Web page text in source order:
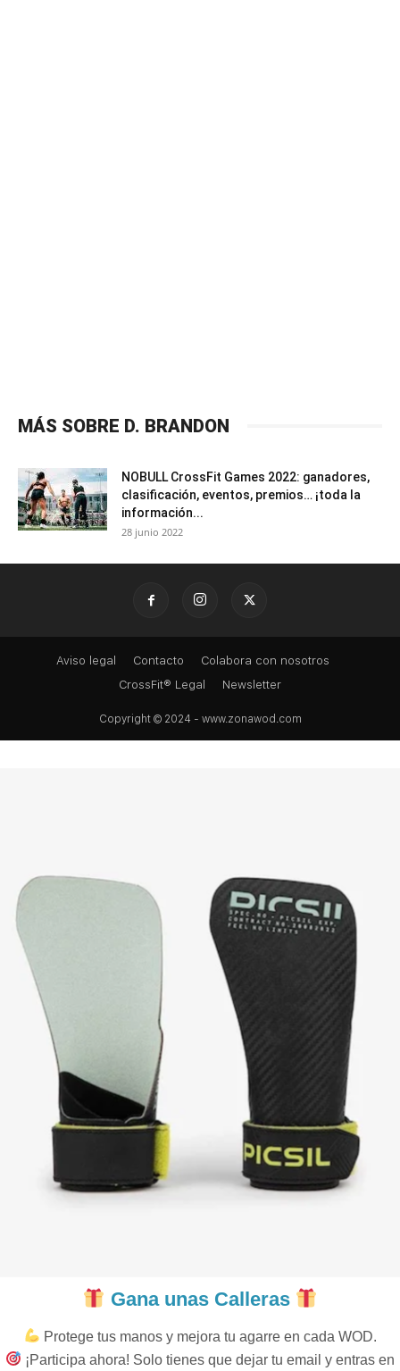
MÁS SOBRE D. BRANDON
NOBULL CrossFit Games 2022: ganadores,
clasificación, eventos, premios… ¡toda la
información...
28 junio 2022
Aviso legal Contacto
Colabora con nosotros
CrossFit® Legal
Newsletter
Copyright © 2024 - www.zonawod.com
Gana unas Calleras
Protege tus manos y mejora tu agarre en cada WOD.
¡Participa ahora! Solo tienes que dejar tu email y entras en